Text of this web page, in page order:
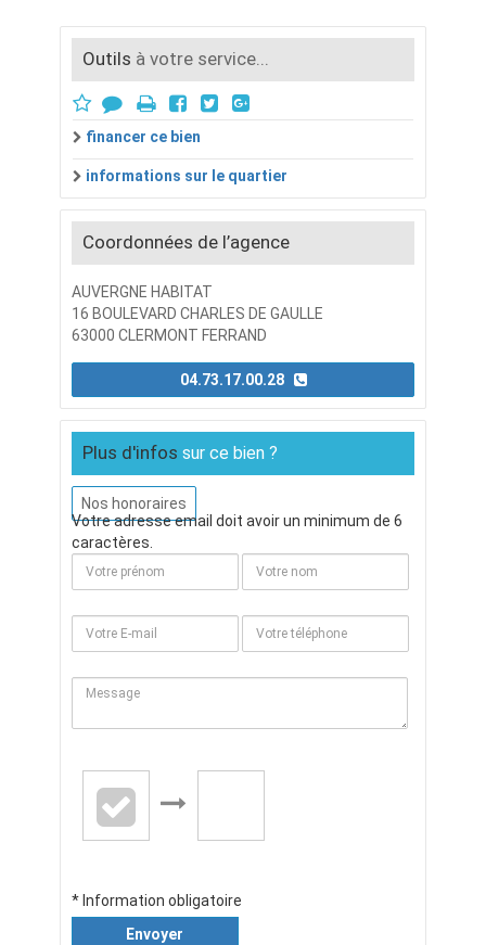
Outils à votre service...
financer ce bien
informations sur le quartier
Coordonnées de l’agence
AUVERGNE HABITAT
16 BOULEVARD CHARLES DE GAULLE
63000 CLERMONT FERRAND
Plus d'infos sur ce bien ?
Nos honoraires
Votre adresse email doit avoir un minimum de 6
caractères.
* Information obligatoire
Envoyer